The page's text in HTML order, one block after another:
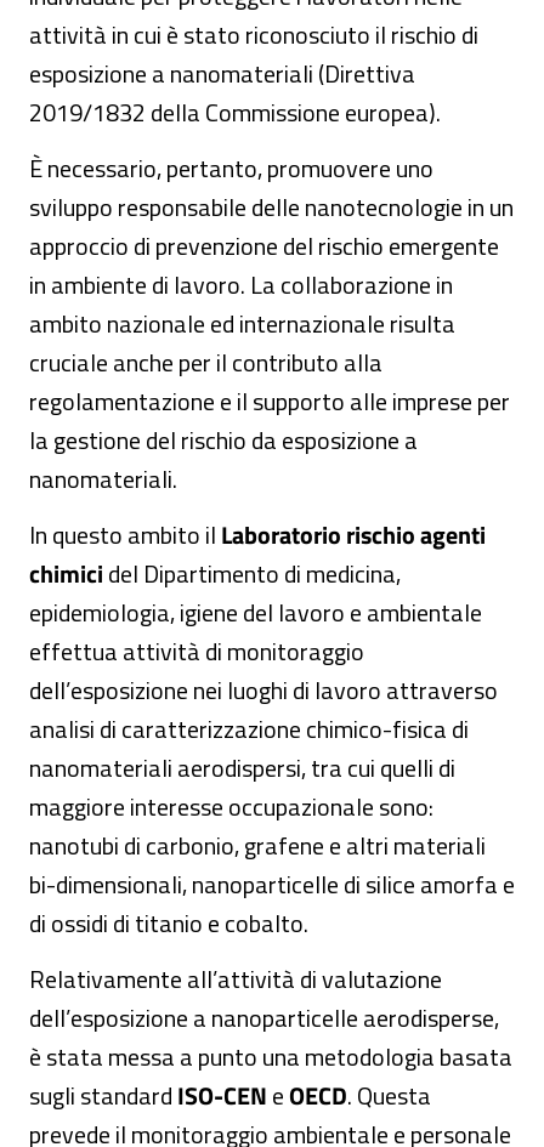
attività in cui è stato riconosciuto il rischio di
esposizione a nanomateriali (Direttiva
2019/1832 della Commissione europea).
È necessario, pertanto, promuovere uno
sviluppo responsabile delle nanotecnologie in un
approccio di prevenzione del rischio emergente
in ambiente di lavoro. La collaborazione in
ambito nazionale ed internazionale risulta
cruciale anche per il contributo alla
regolamentazione e il supporto alle imprese per
la gestione del rischio da esposizione a
nanomateriali.
In questo ambito ilLaboratorio rischio agenti
chimicidel Dipartimento di medicina,
epidemiologia, igiene del lavoro e ambientale
effettua attività di monitoraggio
dell’esposizione nei luoghi di lavoro attraverso
analisi di caratterizzazione chimico-fisica di
nanomateriali aerodispersi, tra cui quelli di
maggiore interesse occupazionale sono:
nanotubi di carbonio, grafene e altri materiali
bi-dimensionali, nanoparticelle di silice amorfa e
di ossidi di titanio e cobalto.
Relativamente all’attività di valutazione
dell’esposizione a nanoparticelle aerodisperse,
è stata messa a punto una metodologia basata
sugli standardISO-CENeOECD. Questa
prevede il monitoraggio ambientale e personale